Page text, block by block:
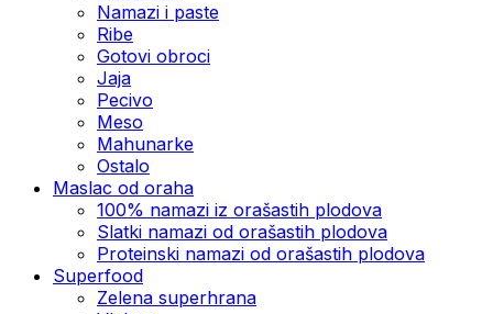
Namazi i paste
Ribe
Gotovi obroci
Jaja
Pecivo
Meso
Mahunarke
Ostalo
Maslac od oraha
100% namazi iz orašastih plodova
Slatki namazi od orašastih plodova
Proteinski namazi od orašastih plodova
Superfood
Zelena superhrana